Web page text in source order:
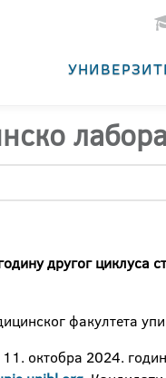
другог циклуса
факултета
октобра 2024.